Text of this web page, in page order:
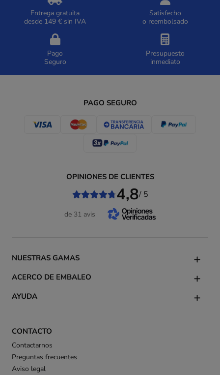
Entrega gratuita
desde 149 € sin IVA
Satisfecho
o reembolsado
Pago
Seguro
Presupuesto
inmediato
PAGO SEGURO
CONTACTO
Contactarnos
Preguntas frecuentes
Aviso legal
NUESTRAS GAMAS
ACERCO DE EMBALEO
AYUDA
OPINIONES DE CLIENTES
4,8/ 5
de 31 avis